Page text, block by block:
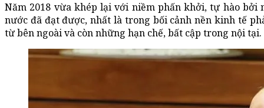
Năm 2018 vừa khép lại với niềm phấn khởi, tự hào
nước đã đạt được, nhất là trong bối cảnh nền kinh tế
từ bên ngoài và còn những hạn chế, bất cập trong nội tại.